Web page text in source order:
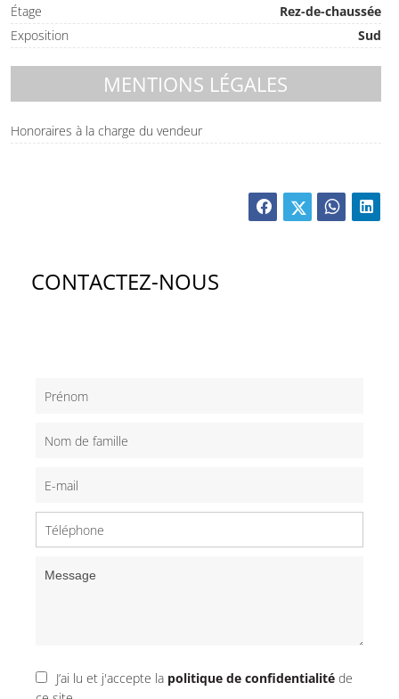
Étage
Rez-de-chaussée
Exposition
Sud
MENTIONS LÉGALES
Honoraires à la charge du vendeur
CONTACTEZ-NOUS
J’ai lu et j'accepte la politique de confidentialité de